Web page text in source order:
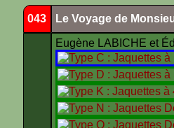
043 Le Voyage de
Eugène LABICHE et